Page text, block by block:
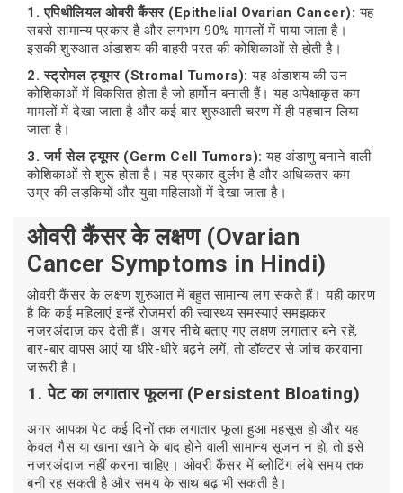
1. एपिथीलियल ओवरी कैंसर (Epithelial Ovarian Cancer): यह
सबसे सामान्य प्रकार है और लगभग 90% मामलों में पाया जाता है।
इसकी शुरुआत अंडाशय की बाहरी परत की कोशिकाओं से होती है।
2. स्ट्रोमल ट्यूमर (Stromal Tumors): यह अंडाशय की उन
कोशिकाओं में विकसित होता है जो हार्मोन बनाती हैं। यह अपेक्षाकृत कम
मामलों में देखा जाता है और कई बार शुरुआती चरण में ही पहचान लिया
जाता है।
3. जर्म सेल ट्यूमर (Germ Cell Tumors): यह अंडाणु बनाने वाली
कोशिकाओं से शुरू होता है। यह प्रकार दुर्लभ है और अधिकतर कम
उम्र की लड़कियों और युवा महिलाओं में देखा जाता है।
ओवरी कैंसर के लक्षण (Ovarian
Cancer Symptoms in Hindi)
ओवरी कैंसर के लक्षण शुरुआत में बहुत सामान्य लग सकते हैं। यही कारण
है कि कई महिलाएं इन्हें रोजमर्रा की स्वास्थ्य समस्याएं समझकर
नजरअंदाज कर देती हैं। अगर नीचे बताए गए लक्षण लगातार बने रहें,
बार-बार वापस आएं या धीरे-धीरे बढ़ने लगें, तो डॉक्टर से जांच करवाना
जरूरी है।
1. पेट का लगातार फूलना (Persistent Bloating)
अगर आपका पेट कई दिनों तक लगातार फूला हुआ महसूस हो और यह
केवल गैस या खाना खाने के बाद होने वाली सामान्य सूजन न हो, तो इसे
नजरअंदाज नहीं करना चाहिए। ओवरी कैंसर में ब्लोटिंग लंबे समय तक
बनी रह सकती है और समय के साथ बढ़ भी सकती है।